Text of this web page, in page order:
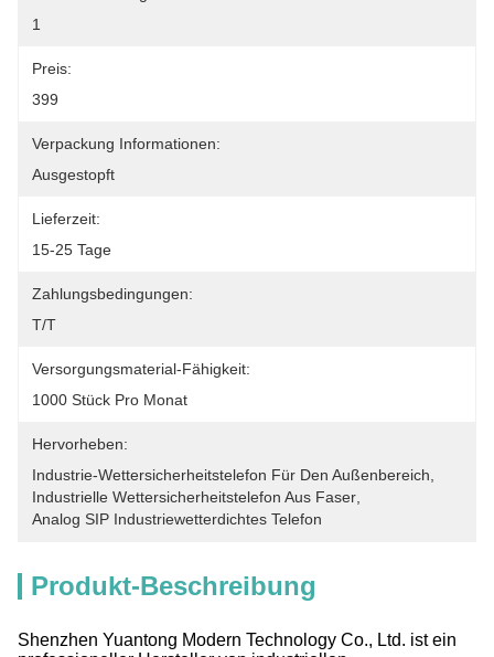
1
Preis:
399
Verpackung Informationen:
Ausgestopft
Lieferzeit:
15-25 Tage
Zahlungsbedingungen:
T/T
Versorgungsmaterial-Fähigkeit:
1000 Stück Pro Monat
Hervorheben:
Industrie-Wettersicherheitstelefon Für Den Außenbereich
Industrielle Wettersicherheitstelefon Aus Faser
Analog SIP Industriewetterdichtes Telefon
Produkt-Beschreibung
Shenzhen Yuantong Modern Technology Co., Ltd. ist ein